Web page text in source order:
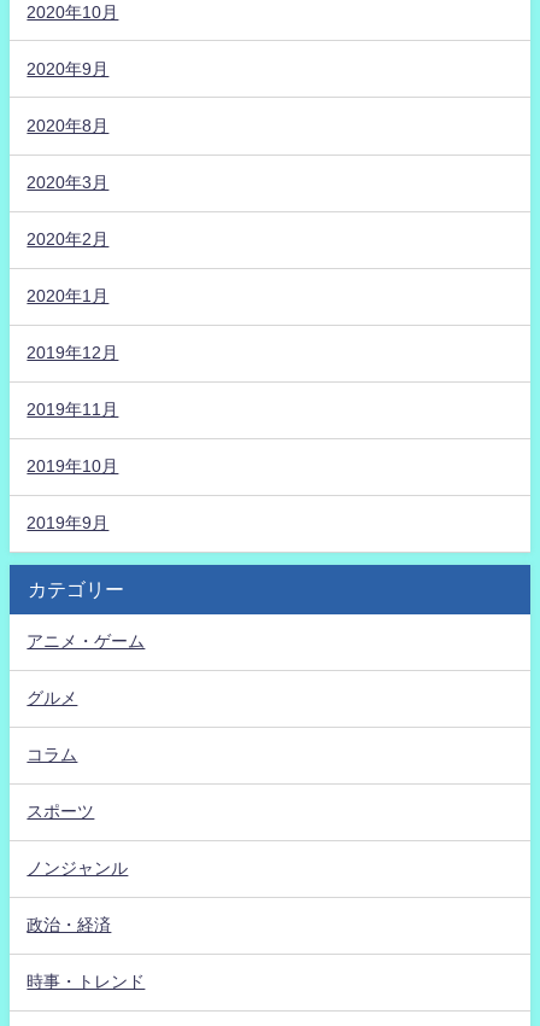
2020年10月
2020年9月
2020年8月
2020年3月
2020年2月
2020年1月
2019年12月
2019年11月
2019年10月
2019年9月
カテゴリー
アニメ・ゲーム
グルメ
コラム
スポーツ
ノンジャンル
政治・経済
時事・トレンド